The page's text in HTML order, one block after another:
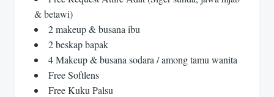
& betawi)
2 makeup & busana ibu
2 beskap bapak
4 Makeup & busana sodara / among tamu wanita
Free Softlens
Free Kuku Palsu